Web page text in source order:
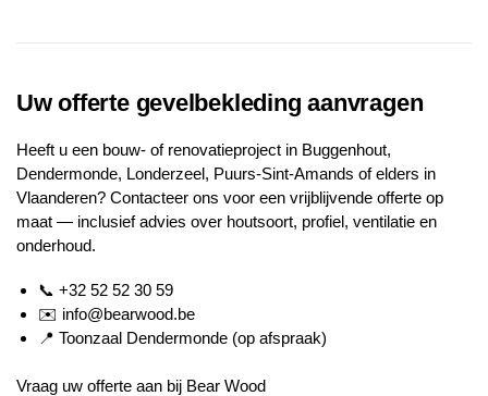
Uw offerte gevelbekleding aanvragen
Heeft u een bouw- of renovatieproject in Buggenhout,
Dendermonde, Londerzeel, Puurs-Sint-Amands of elders in
Vlaanderen? Contacteer ons voor een vrijblijvende offerte op
maat — inclusief advies over houtsoort, profiel, ventilatie en
onderhoud.
📞 +32 52 52 30 59
✉️ info@bearwood.be
📍 Toonzaal Dendermonde (op afspraak)
Vraag uw offerte aan bij Bear Wood